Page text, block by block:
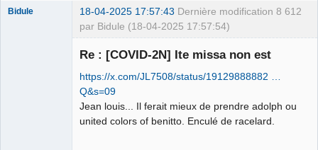
8 612
Bidule 18-04-2025 17:57:43 Dernière modification
par Bidule (18-04-2025 17:57:54)
Re : [COVID-2N] Ite missa non est
https://x.com/JL7508/status/19129888882 …
Q&s=09
Jean louis... Il ferait mieux de prendre adolph ou
united colors of benitto. Enculé de racelard.